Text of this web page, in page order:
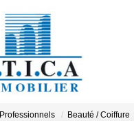
Professionnels Beauté / Coiffure